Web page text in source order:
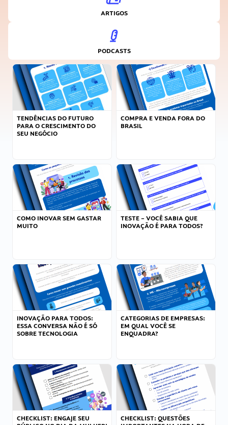
ARTIGOS
PODCASTS
TENDÊNCIAS DO FUTURO
PARA O CRESCIMENTO DO
SEU NEGÓCIO
COMPRA E VENDA FORA DO
BRASIL
COMO INOVAR SEM GASTAR
MUITO
TESTE – VOCÊ SABIA QUE
INOVAÇÃO É PARA TODOS?
INOVAÇÃO PARA TODOS:
ESSA CONVERSA NÃO É SÓ
SOBRE TECNOLOGIA
CATEGORIAS DE EMPRESAS:
EM QUAL VOCÊ SE
ENQUADRA?
CHECKLIST: ENGAJE SEU
CHECKLIST: QUESTÕES